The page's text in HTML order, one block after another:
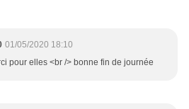
01/05/2020 18:10
pour elles <br /> bonne fin de journée